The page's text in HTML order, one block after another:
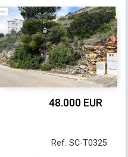
48.000 EUR
Ref. SC-T0325